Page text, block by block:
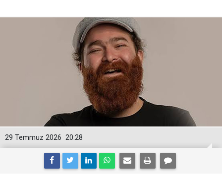
20:28
29 Temmuz 2026